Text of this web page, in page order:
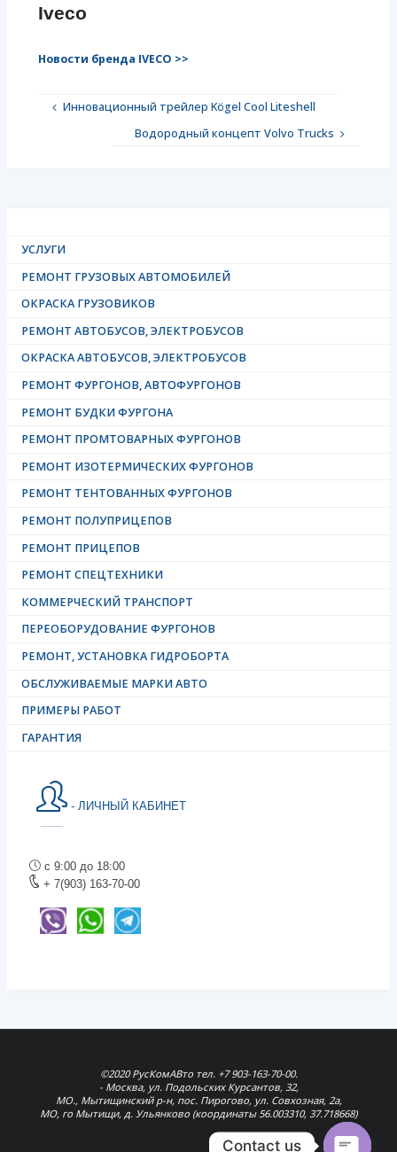
Iveco
Новости бренда IVECO >>
Инновационный трейлер Kögel Cool Liteshell
Водородный концепт Volvo Trucks
УСЛУГИ
РЕМОНТ ГРУЗОВЫХ АВТОМОБИЛЕЙ
ОКРАСКА ГРУЗОВИКОВ
РЕМОНТ АВТОБУСОВ, ЭЛЕКТРОБУСОВ
ОКРАСКА АВТОБУСОВ, ЭЛЕКТРОБУСОВ
РЕМОНТ ФУРГОНОВ, АВТОФУРГОНОВ
РЕМОНТ БУДКИ ФУРГОНА
РЕМОНТ ПРОМТОВАРНЫХ ФУРГОНОВ
РЕМОНТ ИЗОТЕРМИЧЕСКИХ ФУРГОНОВ
РЕМОНТ ТЕНТОВАННЫХ ФУРГОНОВ
РЕМОНТ ПОЛУПРИЦЕПОВ
РЕМОНТ ПРИЦЕПОВ
РЕМОНТ СПЕЦТЕХНИКИ
КОММЕРЧЕСКИЙ ТРАНСПОРТ
ПЕРЕОБОРУДОВАНИЕ ФУРГОНОВ
РЕМОНТ, УСТАНОВКА ГИДРОБОРТА
ОБСЛУЖИВАЕМЫЕ МАРКИ АВТО
ПРИМЕРЫ РАБОТ
ГАРАНТИЯ
- ЛИЧНЫЙ КАБИНЕТ
с 9:00 до 18:00
+ 7(903) 163-70-00
©2020 РусКомАВто тел. +7 903-163-70-00.
- Москва, ул. Подольских Курсантов, 32,
МО., Мытищинский р-н, пос. Пирогово, ул. Совхозная, 2а,
МО, го Мытищи, д. Ульянково (координаты 56.003310, 37.718668)
Contact us